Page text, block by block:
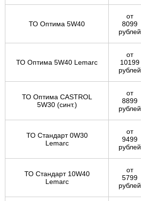
ТО Оптима 5W40
от
8099
рублей
ТО Оптима 5W40 Lemarc
от
10199
рублей
ТО Оптима CASTROL
5W30 (синт.)
от
8899
рублей
ТО Стандарт 0W30
Lemarc
от
9499
рублей
ТО Стандарт 10W40
Lemarc
от
5799
рублей